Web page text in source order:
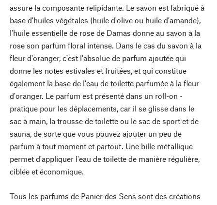
assure la composante relipidante. Le savon est fabriqué à
base d'huiles végétales (huile d'olive ou huile d'amande),
l'huile essentielle de rose de Damas donne au savon à la
rose son parfum floral intense. Dans le cas du savon à la
fleur d'oranger, c'est l'absolue de parfum ajoutée qui
donne les notes estivales et fruitées, et qui constitue
également la base de l'eau de toilette parfumée à la fleur
d'oranger. Le parfum est présenté dans un roll-on -
pratique pour les déplacements, car il se glisse dans le
sac à main, la trousse de toilette ou le sac de sport et de
sauna, de sorte que vous pouvez ajouter un peu de
parfum à tout moment et partout. Une bille métallique
permet d'appliquer l'eau de toilette de manière régulière,
ciblée et économique.
Tous les parfums de Panier des Sens sont des créations